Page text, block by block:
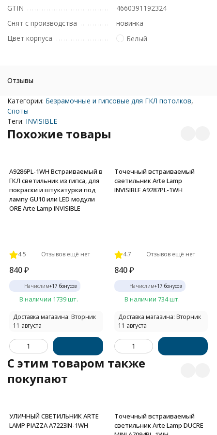
GTIN
4660391192324
Снят с производства
новинка
Цвет корпуса
Белый
Отзывы
Категории: Безрамочные и гипсовые для ГКЛ потолков,
Споты
Теги: INVISIBLE
Похожие товары
A9286PL-1WH Встраиваемый в
ГКЛ светильник из гипса, для
покраски и штукатурки под
лампу GU10 или LED модули
ORE Arte Lamp INVISIBLE
4.5 Отзывов ещё нет
840₽
Начислим+17 бонусов
В наличии 1739 шт.
Доставка магазина: Вторник
11 августа
Точечный встраиваемый
светильник Arte Lamp
INVISIBLE A9287PL-1WH
4.7 Отзывов ещё нет
840 ₽
Начислим+17 бонусов
В наличии 734 шт.
Доставка магазина: Вторник
11 августа
C этим товаром также
покупают
УЛИЧНЫЙ СВЕТИЛЬНИК ARTE
LAMP PIAZZA A7223IN-1WH
Точечный встраиваемый
светильник Arte Lamp DUCRE